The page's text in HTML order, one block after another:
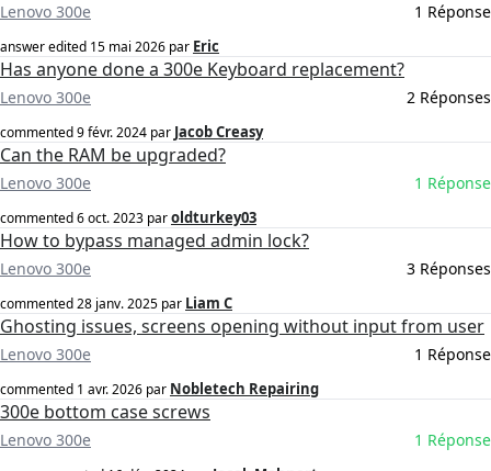
Lenovo 300e 1 Réponse
answer edited 15 mai 2026 par Eric
Has anyone done a 300e Keyboard replacement?
Lenovo 300e 2 Réponses
commented9 févr. 2024 par Jacob Creasy
Can the RAM be upgraded?
Lenovo 300e 1 Réponse
commented6 oct. 2023 paroldturkey03
How to bypass managed admin lock?
Lenovo 300e 3 Réponses
commented28 janv. 2025 par Liam C
Ghosting issues, screens opening without input from user
Lenovo 300e 1 Réponse
commented 1 avr. 2026 par Nobletech Repairing
300e bottom case screws
Lenovo 300e 1 Réponse